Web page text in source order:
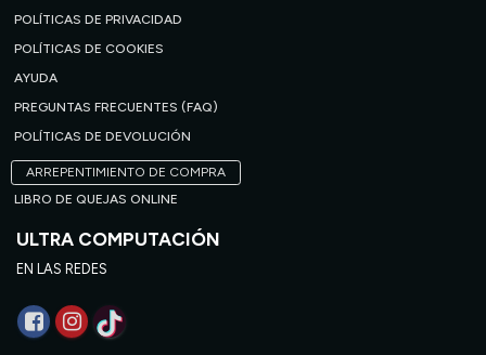
POLÍTICAS DE PRIVACIDAD
POLÍTICAS DE COOKIES
AYUDA
PREGUNTAS FRECUENTES (FAQ)
POLÍTICAS DE DEVOLUCIÓN
ARREPENTIMIENTO DE COMPRA
LIBRO DE QUEJAS ONLINE
ULTRA COMPUTACIÓN
EN LAS REDES